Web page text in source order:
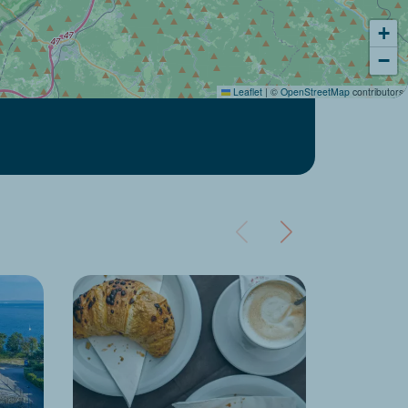
+
−
Leaflet | © OpenStreetMap contributors